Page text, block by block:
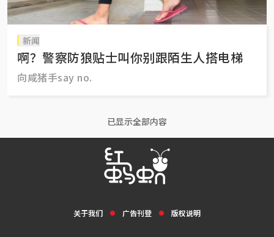
新闻
啊？警察防狼贴士叫你别跟陌生人搭电梯
向咸猪手say no.
已显示全部内容
关于我们 广告刊登 版权说明